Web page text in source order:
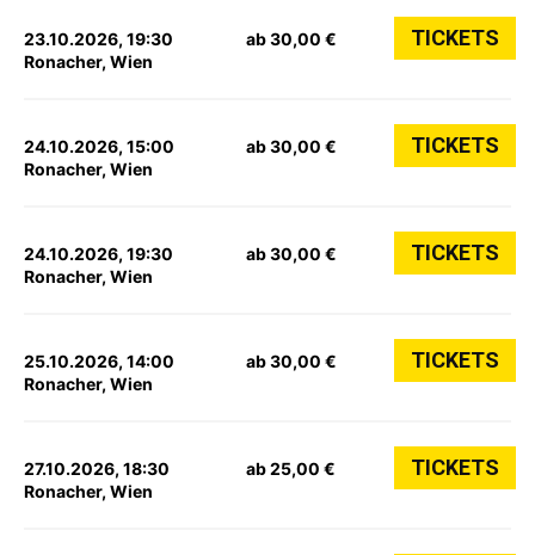
23.10.2026, 19:30
Ronacher, Wien
ab 30,00 € TICKETS
24.10.2026, 15:00
Ronacher, Wien
ab 30,00 € TICKETS
24.10.2026, 19:30
Ronacher, Wien
ab 30,00 € TICKETS
25.10.2026, 14:00
Ronacher, Wien
ab 30,00 € TICKETS
27.10.2026, 18:30
Ronacher, Wien
ab 25,00 € TICKETS